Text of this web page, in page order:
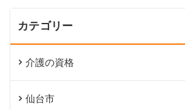
カテゴリー
介護の資格
仙台市